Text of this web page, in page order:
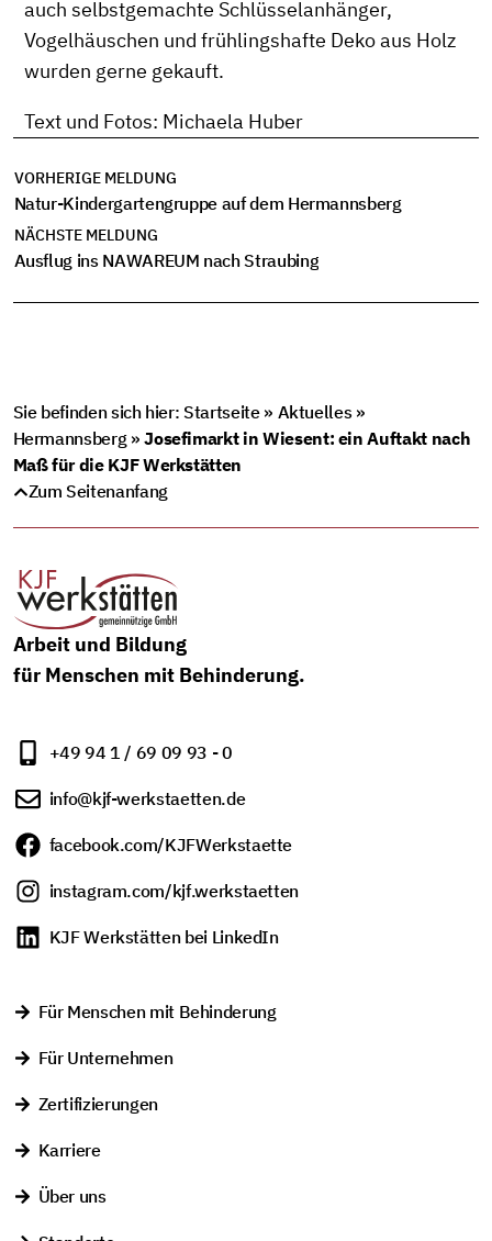
auch selbstgemachte Schlüsselanhänger,
Vogelhäuschen und frühlingshafte Deko aus Holz
wurden gerne gekauft.
Text und Fotos: Michaela Huber
VORHERIGE MELDUNG
Natur-Kindergartengruppe auf dem Hermannsberg
NÄCHSTE MELDUNG
Ausflug ins NAWAREUM nach Straubing
Sie befinden sich hier: Startseite» Aktuelles»
Hermannsberg»Josefimarkt in Wiesent: ein Auftakt nach
Maß für die KJF Werkstätten
Zum Seitenanfang
Arbeit und Bildung
für Menschen mit Behinderung.
+49 94 1 / 69 09 93 - 0
info@kjf-werkstaetten.de
facebook.com/KJFWerkstaette
instagram.com/kjf.werkstaetten
KJF Werkstätten bei LinkedIn
Für Menschen mit Behinderung
Für Unternehmen
Zertifizierungen
Karriere
Über uns